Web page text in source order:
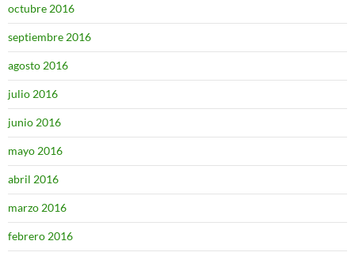
octubre 2016
septiembre 2016
agosto 2016
julio 2016
junio 2016
mayo 2016
abril 2016
marzo 2016
febrero 2016